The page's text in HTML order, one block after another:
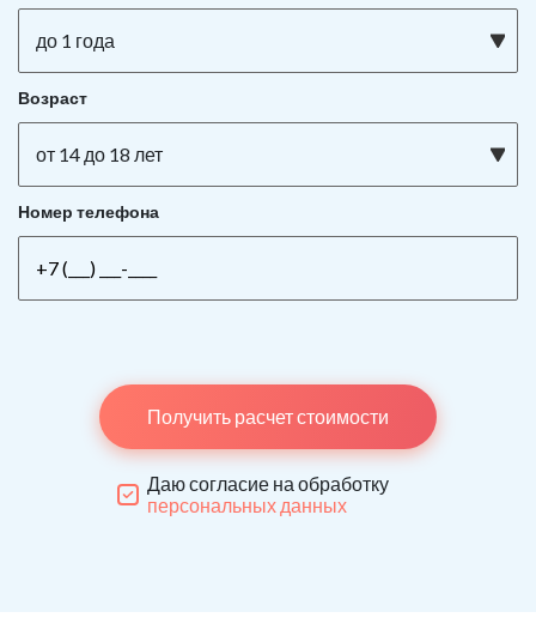
до 1 года
Возраст
от 14 до 18 лет
Номер телефона
Получить расчет стоимости
Даю согласие на обработку
персональных данных